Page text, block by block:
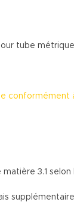
tube
conformément à
3.1